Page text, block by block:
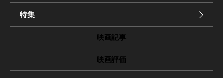
特集
映画記事
映画評価